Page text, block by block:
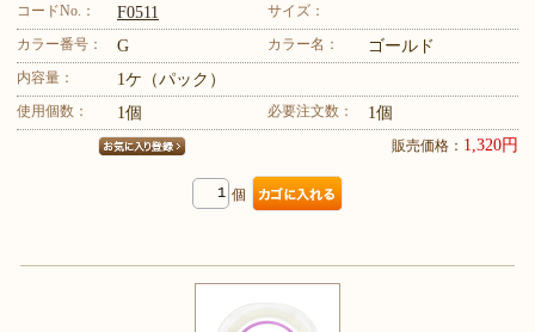
コードNo.： F0511
サイズ：
カラー番号：
G カラー名： ゴールド
内容量： 1ケ（パック）
使用個数： 1個 必要注文数： 1個
販売価格： 1,320円
個